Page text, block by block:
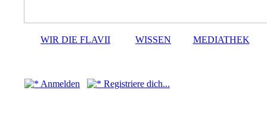
WIR DIE FLAVII WISSEN MEDIATHEK
Anmelden Registriere dich...